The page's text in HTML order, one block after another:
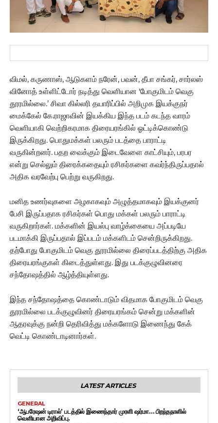
விமல், கருணாஸ், ஆடுகளம் நரேன், பவன், தீபா சங்கர், சார்லஸ்
வினோத் உள்ளிட்டோர் நடித்து வெளியான ‘போகுமிடம் வெகு
தூரமில்லை.’ சிவா கில்லரி தயாரிப்பில் அறிமுக இயக்குநர்
மைக்கேல் கே.ராஜாவின் இயக்கிய இந்த படம் கடந்த வாரம்
வெளியாகி வெற்றிகரமாக திரையரங்கில் ஓட்டிக்கொண்டு
இருக்கிறது. பொதுமக்கள் பலரும் படத்தை பாராட்டி
வருகின்றனர். பதற வைக்கும் இடைவேளை காட்சியும், பரபர
என்று செல்லும் திரைக்கதையும் ரசிகர்களை கவர்ந்திருப்பதால்
அதிக வரவேற்பு பெற்று வருகிறது.
மனித உணர்வுகளை அழகாகவும் அழுத்தமாகவும் இயக்குனர்
பேசி இருப்பதாக ரசிகர்கள் பொது மக்கள் பலரும் பாராட்டி
வருகிறார்கள். மக்களின் இயல்பு வாழ்க்கையை அப்படியே
படமாக்கி இருப்பதால் இப்படம் மக்களிடம் சென்றிருக்கிறது.
தற்போது போகுமிடம் வெகு தூரமில்லை திரைப்படத்திற்கு அதிக
திரையரங்குகள் கிடைத்துள்ளது. இது படக்குழுவினரை
சந்தோஷத்தில் ஆழ்த்தியுள்ளது.
இந்த சந்தோஷத்தை கொண்டாடும் விதமாக போகுமிடம் வெகு
தூரமில்லை படக்குழுவினர் திரையரங்கம் சென்று மக்களின்
ஆதரவுக்கு நன்றி தெரிவித்து மக்களோடு இணைந்து கேக்
வெட்டி கொண்டாடினார்கள்.
LATEST ARTICLES
GENERAL
‘ஆபரேஷன் டிரால்’ படத்தில் இணைந்தார் முரளி ஷர்மா… பிறந்தநாளில்
வெளியான அறிவிப்பு.